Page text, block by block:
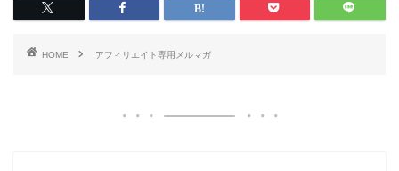
HOME アフィリエイト専用メルマガ